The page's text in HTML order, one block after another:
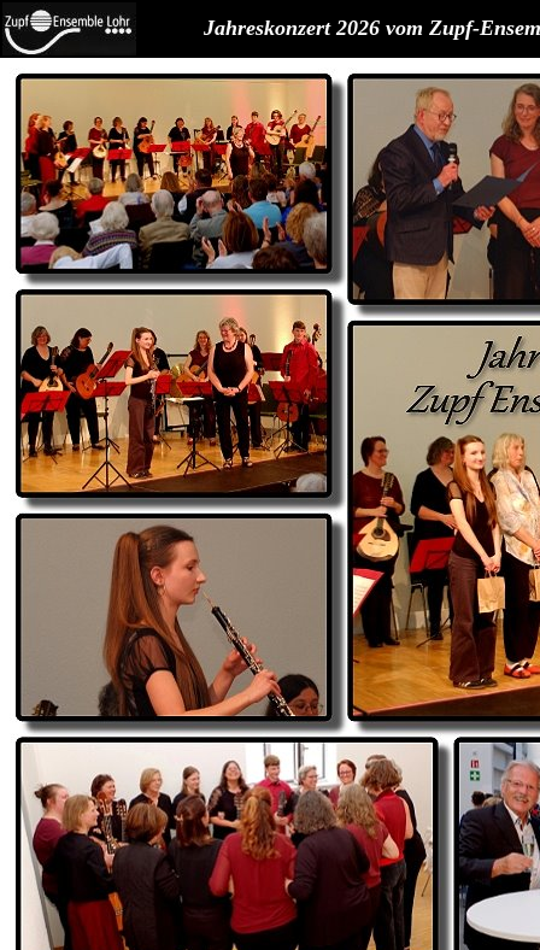
Jahreskonzert 2026 vom Zupf-